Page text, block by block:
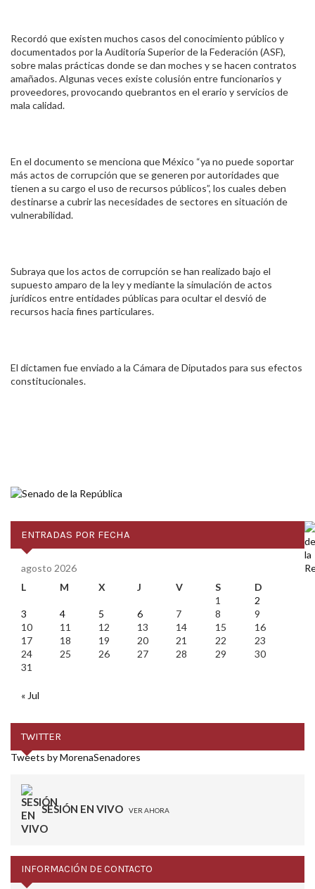
Recordó que existen muchos casos del conocimiento público y
documentados por la Auditoría Superior de la Federación (ASF),
sobre malas prácticas donde se dan moches y se hacen contratos
amañados. Algunas veces existe colusión entre funcionarios y
proveedores, provocando quebrantos en el erario y servicios de
mala calidad.
En el documento se menciona que México “ya no puede soportar
más actos de corrupción que se generen por autoridades que
tienen a su cargo el uso de recursos públicos”, los cuales deben
destinarse a cubrir las necesidades de sectores en situación de
vulnerabilidad.
Subraya que los actos de corrupción se han realizado bajo el
supuesto amparo de la ley y mediante la simulación de actos
jurídicos entre entidades públicas para ocultar el desvió de
recursos hacia fines particulares.
El dictamen fue enviado a la Cámara de Diputados para sus efectos
constitucionales.
ENTRADAS POR FECHA
agosto 2026
L
M X J V S
D
1
2
3
4 5 6 7 8
9
10
11 12 13 14 15
16
17
18 19 20 21 22
23
24
25 26 27 28 29
30
31
« Jul
TWITTER
Tweets by MorenaSenadores
SESIÓN EN VIVO VER AHORA
INFORMACIÓN DE CONTACTO